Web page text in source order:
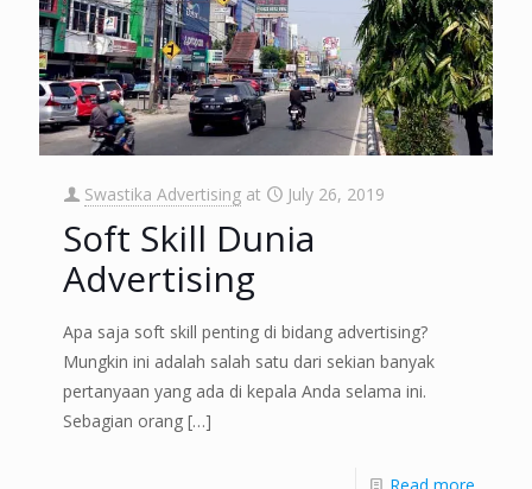
Swastika Advertising at July 26, 2019
Soft Skill Dunia
Advertising
Apa saja soft skill penting di bidang advertising?
Mungkin ini adalah salah satu dari sekian banyak
pertanyaan yang ada di kepala Anda selama ini.
Sebagian orang […]